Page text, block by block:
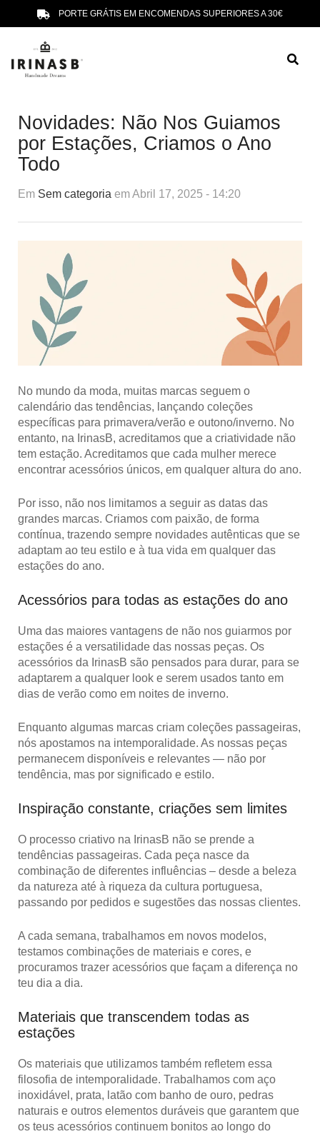
PORTE GRÁTIS EM ENCOMENDAS SUPERIORES A 30€
Novidades: Não Nos Guiamos
por Estações, Criamos o Ano
Todo
Em Sem categoria em Abril 17, 2025 - 14:20
No mundo da moda, muitas marcas seguem o
calendário das tendências, lançando coleções
específicas para primavera/verão e outono/inverno. No
entanto, na IrinasB, acreditamos que a criatividade não
tem estação. Acreditamos que cada mulher merece
encontrar acessórios únicos, em qualquer altura do ano.
Por isso, não nos limitamos a seguir as datas das
grandes marcas. Criamos com paixão, de forma
contínua, trazendo sempre novidades autênticas que se
adaptam ao teu estilo e à tua vida em qualquer das
estações do ano.
Acessórios para todas as estações do ano
Uma das maiores vantagens de não nos guiarmos por
estações é a versatilidade das nossas peças. Os
acessórios da IrinasB são pensados para durar, para se
adaptarem a qualquer look e serem usados tanto em
dias de verão como em noites de inverno.
Enquanto algumas marcas criam coleções passageiras,
nós apostamos na intemporalidade. As nossas peças
permanecem disponíveis e relevantes — não por
tendência, mas por significado e estilo.
Inspiração constante, criações sem limites
O processo criativo na IrinasB não se prende a
tendências passageiras. Cada peça nasce da
combinação de diferentes influências – desde a beleza
da natureza até à riqueza da cultura portuguesa,
passando por pedidos e sugestões das nossas clientes.
A cada semana, trabalhamos em novos modelos,
testamos combinações de materiais e cores, e
procuramos trazer acessórios que façam a diferença no
teu dia a dia.
Materiais que transcendem todas as
estações
Os materiais que utilizamos também refletem essa
filosofia de intemporalidade. Trabalhamos com aço
inoxidável, prata, latão com banho de ouro, pedras
naturais e outros elementos duráveis que garantem que
os teus acessórios continuem bonitos ao longo do